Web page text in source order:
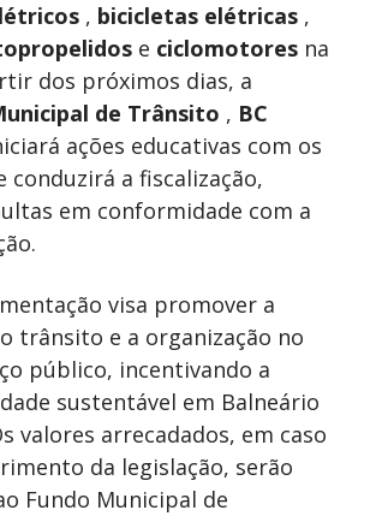
, bicicletas elétricas ,
e ciclomotores na
dos próximos dias, a
de Trânsito , BC
ações educativas com os
conduzirá a fiscalização,
em conformidade com a
visa promover a
trânsito e a organização no
público, incentivando a
sustentável em Balneário
valores arrecadados, em caso
da legislação, serão
Fundo Municipal de